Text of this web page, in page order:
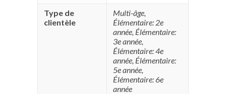
Type de
clientèle
Multi-âge,
Élémentaire: 2e
année, Élémentaire:
3e année,
Élémentaire: 4e
année, Élémentaire:
5e année,
Élémentaire: 6e
année